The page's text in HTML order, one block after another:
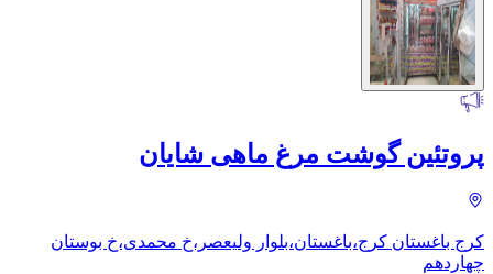
پروتئین گوشت مرغ ماهی شایان
کرج باغستان کرج،باغستان،بلوار ولیعصر،خ محمدی،خ بوستان
چهاردهم